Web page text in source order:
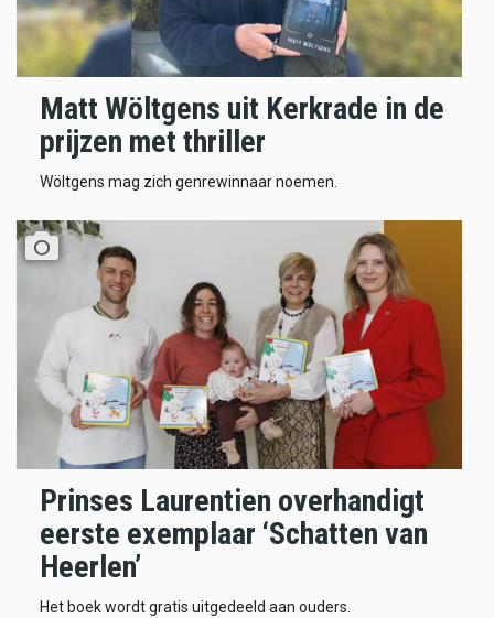
Matt Wöltgens uit Kerkrade in de
prijzen met thriller
Wöltgens mag zich genrewinnaar noemen.
Prinses Laurentien overhandigt
eerste exemplaar ‘Schatten van
Heerlen’
Het boek wordt gratis uitgedeeld aan ouders.